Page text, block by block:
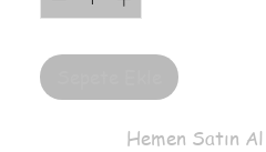
Hemen Satın Al